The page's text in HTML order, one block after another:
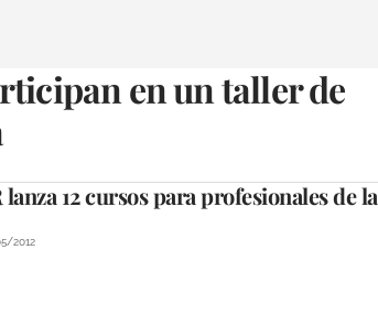
en un taller de
12 cursos para profesionales de la
2012